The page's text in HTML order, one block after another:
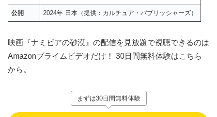
公開 2024年 日本（提供：カルチュア・パブリッシャーズ）
映画『ナミビアの砂漠』の配信を見放題で視聴できるのは
Amazonプライムビデオだけ！ 30日間無料体験はこちら
から。
まずは30日間無料体験